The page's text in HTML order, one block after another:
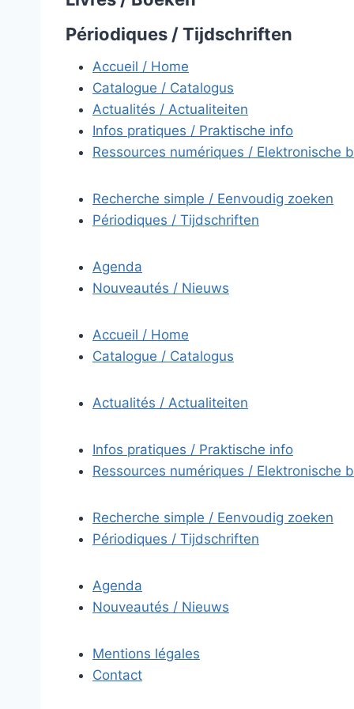
Périodiques / Tijdschriften
Accueil / Home
Catalogue / Catalogus
Actualités / Actualiteiten
Infos pratiques / Praktische info
Ressources numériques / Elektronische
Recherche simple / Eenvoudig zoeken
Périodiques / Tijdschriften
Agenda
Nouveautés / Nieuws
Accueil / Home
Catalogue / Catalogus
Actualités / Actualiteiten
Infos pratiques / Praktische info
Ressources numériques / Elektronische
Recherche simple / Eenvoudig zoeken
Périodiques / Tijdschriften
Agenda
Nouveautés / Nieuws
Mentions légales
Contact